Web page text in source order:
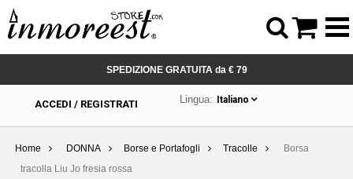
SPEDIZIONE GRATUITA da € 79
ACCEDI / REGISTRATI Lingua: Italiano
Home DONNA Borse e Portafogli Tracolle
Borsa
tracolla Liu Jo fresia rossa
 